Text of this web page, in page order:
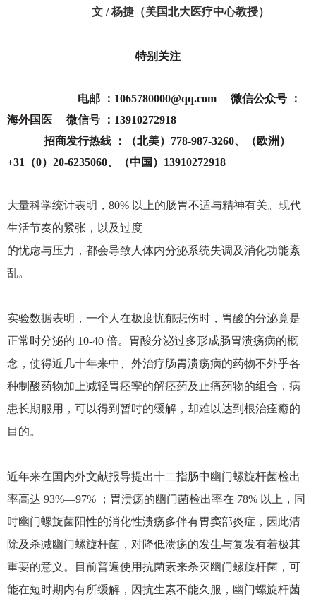
文 / 杨捷（美国北大医疗中心教授）
特别关注
电邮 ：1065780000@qq.com 微信公众号 ：
海外国医 微信号 ：13910272918
招商发行热线 ：（北美）778-987-3260、（欧洲）
+31（0）20-6235060、（中国）13910272918
大量科学统计表明，80% 以上的肠胃不适与精神有关。现代
生活节奏的紧张，以及过度
的忧虑与压力，都会导致人体内分泌系统失调及消化功能紊
乱。
实验数据表明，一个人在极度忧郁悲伤时，胃酸的分泌竟是
正常时分泌的 10-40 倍。胃酸分泌过多形成肠胃溃疡病的概
念，使得近几十年来中、外治疗肠胃溃疡病的药物不外乎各
种制酸药物加上减轻胃痉孿的解痉药及止痛药物的组合，病
患长期服用，可以得到暂时的缓解，却难以达到根治痊癒的
目的。
近年来在国内外文献报导提出十二指肠中幽门螺旋杆菌检出
率高达 93%—97% ；胃溃疡的幽门菌检出率在 78% 以上，同
时幽门螺旋菌阳性的消化性溃疡多伴有胃窦部炎症，因此清
除及杀减幽门螺旋杆菌，对降低溃疡的发生与复发有着极其
重要的意义。目前普遍使用抗菌素来杀灭幽门螺旋杆菌，可
能在短时期内有所缓解，因抗生素不能久服，幽门螺旋杆菌